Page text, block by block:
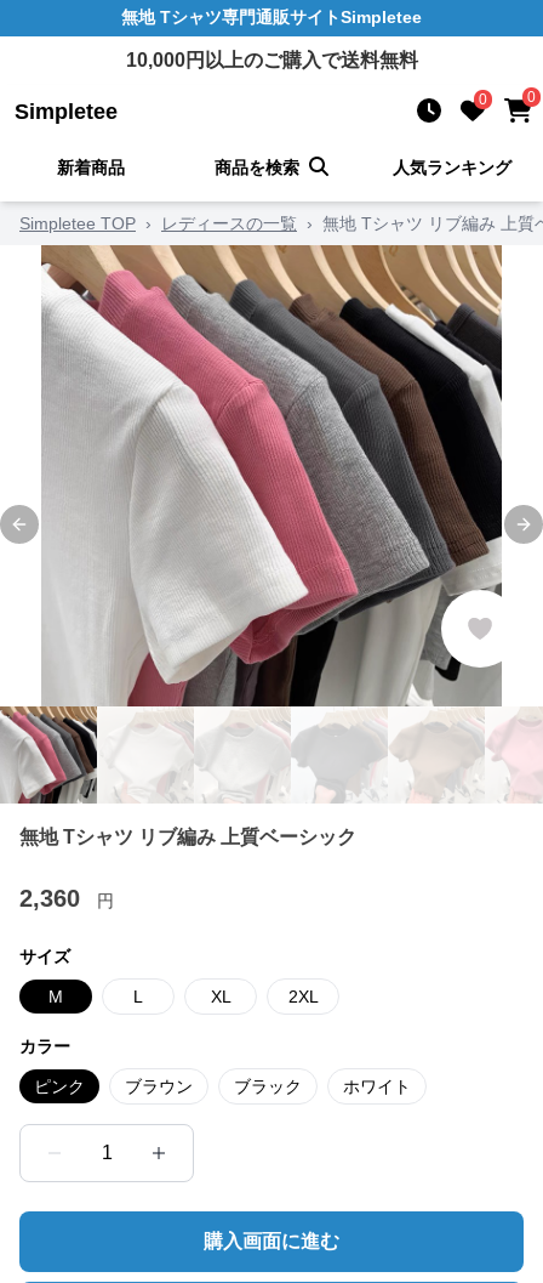
無地 Tシャツ専門通販サイトSimpletee
10,000円以上のご購入で送料無料
Simpletee 0 0
新着商品 商品を検索 人気ランキング
Simpletee TOP › レディースの一覧 › 無地 Tシャツ リブ編み 上質
Previous slide
無地 Tシャツ リブ編み 上質ベーシック
2,360 円
サイズ
M L XL 2XL
カラー
ピンク ブラウン ブラック ホワイト
1
購入画面に進む